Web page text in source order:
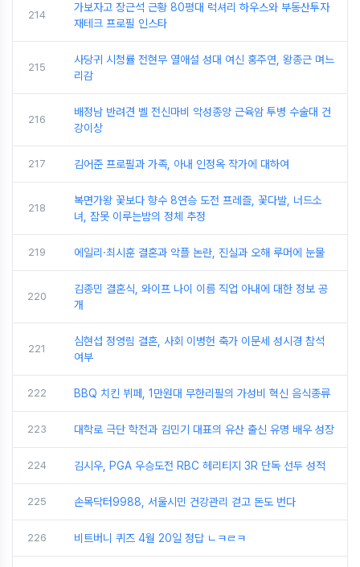
214
가보자고 장근석 근황 80평대 럭셔리 하우스와 부동산투자
재테크 프로필 인스타
215
사당귀 시청률 전현무 열애설 성대 여신 홍주연, 왕종근 며느
리감
216
배정남 반려견 벨 전신마비 악성종양 근육암 투병 수술대 건
강이상
217 김어준 프로필과 가족, 아내 인정옥 작가에 대하여
218
복면가왕 꽃보다 향수 8연승 도전 프레즐, 꽃다발, 너드소
녀, 잠못 이루는밤의 정체 추정
219 에일리·최시훈 결혼과 악플 논란, 진실과 오해 루머에 눈물
220
김종민 결혼식, 와이프 나이 이름 직업 아내에 대한 정보 공
개
221
심현섭 정영림 결혼, 사회 이병헌 축가 이문세 성시경 참석
여부
222 BBQ 치킨 뷔페, 1만원대 무한리필의 가성비 혁신 음식종류
223 대학로 극단 학전과 김민기 대표의 유산 출신 유명 배우 성장
224 김시우, PGA 우승도전 RBC 헤리티지 3R 단독 선두 성적
225 손목닥터9988, 서울시민 건강관리 걷고 돈도 번다
226 비트버니 퀴즈 4월 20일 정답 ㄴㅋㄹㅋ